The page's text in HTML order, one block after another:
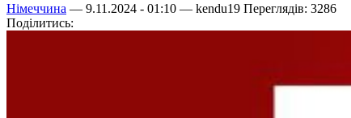
Німеччина — 9.11.2024 - 01:10 — kendu19 Переглядів: 3286
Поділитись: